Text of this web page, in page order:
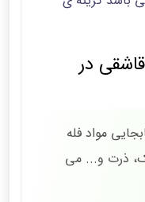
در
مواد فله
ذرت و... می